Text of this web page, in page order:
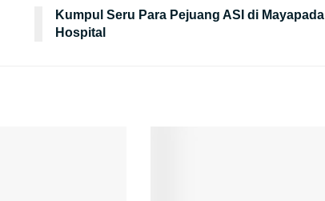
Kumpul Seru Para Pejuang ASI di Mayapada
Hospital